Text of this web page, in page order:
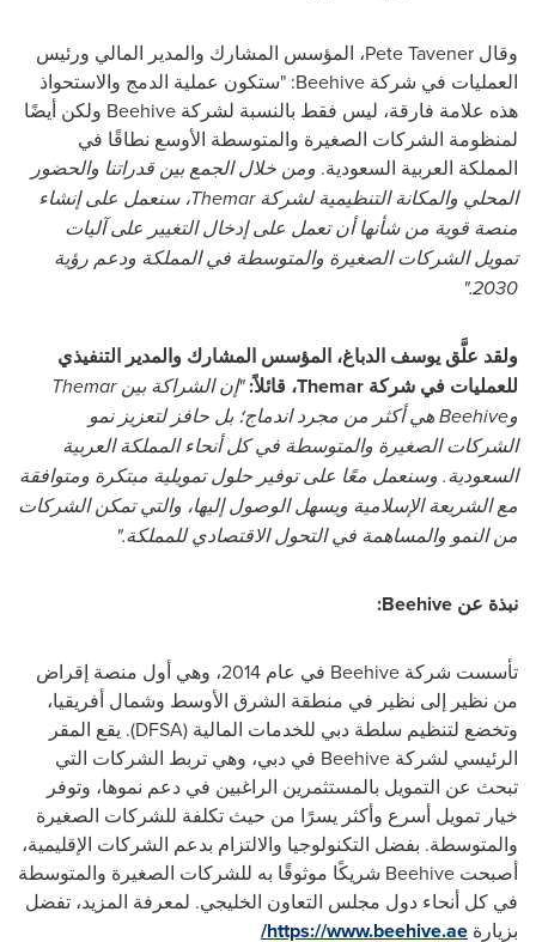
وقال Pete Tavener، المؤسس المشارك والمدير المالي ورئيس
العمليات في شركة Beehive: "ستكون عملية الدمج والاستحواذ
هذه علامة فارقة، ليس فقط بالنسبة لشركة Beehive ولكن أيضًا
لمنظومة الشركات الصغيرة والمتوسطة الأوسع نطاقًا في
المملكة العربية السعودية. ومن خلال الجمع بين قدراتنا والحضور
المحلي والمكانة التنظيمية لشركة Themar، سنعمل على إنشاء
منصة قوية من شأنها أن تعمل على إدخال التغيير على آليات
تمويل الشركات الصغيرة والمتوسطة في المملكة ودعم رؤية
2030."
ولقد علَّق يوسف الدباغ، المؤسس المشارك والمدير التنفيذي
للعمليات في شركة Themar، قائلاً:
"إن الشراكة بين Themar
وBeehive هي أكثر من مجرد اندماج؛ بل حافز لتعزيز نمو
الشركات الصغيرة والمتوسطة في كل أنحاء المملكة العربية
السعودية. وسنعمل معًا على توفير حلول تمويلية مبتكرة ومتوافقة
مع الشريعة الإسلامية ويسهل الوصول إليها، والتي تمكن الشركات
من النمو والمساهمة في التحول الاقتصادي للمملكة."
نبذة عن Beehive:
تأسست شركة Beehive في عام 2014، وهي أول منصة إقراض
من نظير إلى نظير في منطقة الشرق الأوسط وشمال أفريقيا،
وتخضع لتنظيم سلطة دبي للخدمات المالية (DFSA). يقع المقر
الرئيسي لشركة Beehive في دبي، وهي تربط الشركات التي
تبحث عن التمويل بالمستثمرين الراغبين في دعم نموها، وتوفر
خيار تمويل أسرع وأكثر يسرًا من حيث تكلفة للشركات الصغيرة
والمتوسطة. بفضل التكنولوجيا والالتزام بدعم الشركات الإقليمية،
أصبحت Beehive شريكًا موثوقًا به للشركات الصغيرة والمتوسطة
في كل أنحاء دول مجلس التعاون الخليجي. لمعرفة المزيد، تفضل
بزيارة https://www.beehive.ae/